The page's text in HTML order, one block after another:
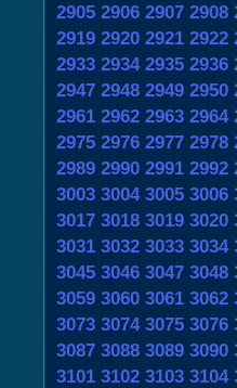
2905 2906 2907 2908
2919 2920 2921 2922
2933 2934 2935 2936
2947 2948 2949 2950
2961 2962 2963 2964
2975 2976 2977 2978
2989 2990 2991 2992
3003 3004 3005 3006
3017 3018 3019 3020
3031 3032 3033 3034
3045 3046 3047 3048
3059 3060 3061 3062
3073 3074 3075 3076
3087 3088 3089 3090
3101 3102 3103 3104